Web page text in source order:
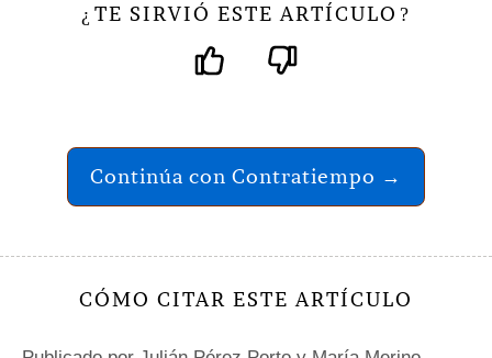
¿ TE SIRVIÓ ESTE ARTÍCULO ?
Continúa con Contratiempo →
CÓMO CITAR ESTE ARTÍCULO